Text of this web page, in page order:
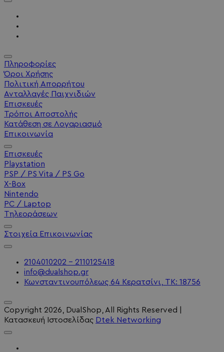
Πληροφορίες
Όροι Χρήσης
Πολιτική Απορρήτου
Ανταλλαγές Παιχνιδιών
Επισκευές
Τρόποι Αποστολής
Κατάθεση σε Λογαριασμό
Επικοινωνία
Επισκευές
Playstation
PSP / PS Vita / PS Go
X-Box
Nintendo
PC / Laptop
Τηλεοράσεων
Στοιχεία Επικοινωνίας
2104010202 - 2110125418
info@dualshop.gr
Κωνσταντινουπόλεως 64 Κερατσίνι, ΤΚ: 18756
Copyright 2026 , DualShop, All Rights Reserved
Κατασκευή Ιστοσελίδας Dtek Networking